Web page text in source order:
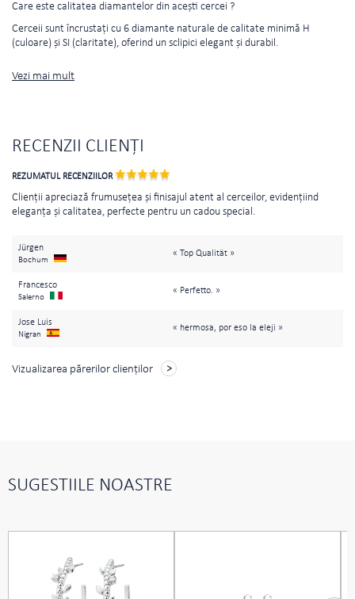
Care este calitatea diamantelor din acești cercei ?
Cerceii sunt încrustați cu 6 diamante naturale de calitate minimă H
(culoare) și SI (claritate), oferind un sclipici elegant și durabil.
Vezi mai mult
RECENZII CLIENȚI
REZUMATUL RECENZIILOR
Clienții apreciază frumusețea și finisajul atent al cerceilor, evidențiind
eleganța și calitatea, perfecte pentru un cadou special.
Jürgen
Bochum
« Top Qualität »
Francesco
Salerno
« Perfetto. »
Jose Luis
Nigran
« hermosa, por eso la eleji »
Vizualizarea părerilor clienţilor
SUGESTIILE NOASTRE